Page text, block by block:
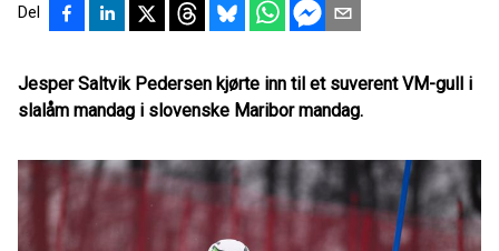
Del
Jesper Saltvik Pedersen kjørte inn til et suverent VM-gull i
slalåm mandag i slovenske Maribor mandag.